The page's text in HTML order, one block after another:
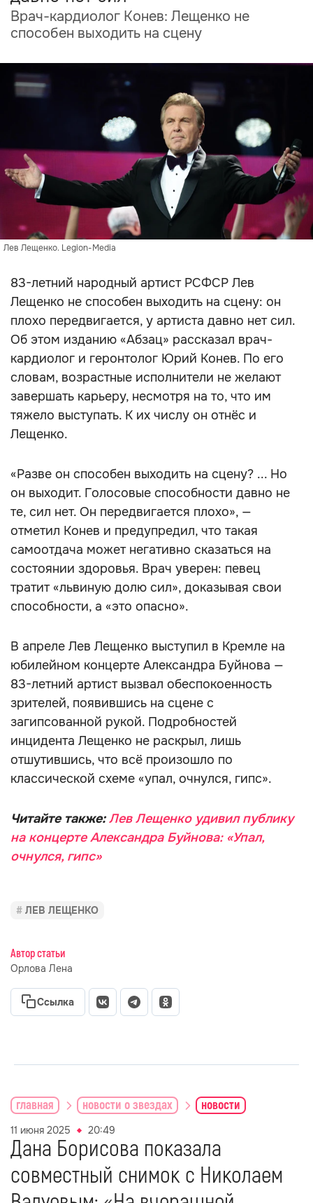
Врач-кардиолог Конев: Лещенко не
способен выходить на сцену
Лев Лещенко. Legion-Media
83-летний народный артист РСФСР Лев
Лещенко не способен выходить на сцену: он
плохо передвигается, у артиста давно нет сил.
Об этом изданию «Абзац» рассказал врач-
кардиолог и геронтолог Юрий Конев. По его
словам, возрастные исполнители не желают
завершать карьеру, несмотря на то, что им
тяжело выступать. К их числу он отнёс и
Лещенко.
«Разве он способен выходить на сцену? ... Но
он выходит. Голосовые способности давно не
те, сил нет. Он передвигается плохо», —
отметил Конев и предупредил, что такая
самоотдача может негативно сказаться на
состоянии здоровья. Врач уверен: певец
тратит «львиную долю сил», доказывая свои
способности, а «это опасно».
В апреле Лев Лещенко выступил в Кремле на
юбилейном концерте Александра Буйнова —
83-летний артист вызвал обеспокоенность
зрителей, появившись на сцене с
загипсованной рукой. Подробностей
инцидента Лещенко не раскрыл, лишь
отшутившись, что всё произошло по
классической схеме «упал, очнулся, гипс».
Читайте также:Лев Лещенко удивил публику
на концерте Александра Буйнова: «Упал,
очнулся, гипс»
ЛЕВ ЛЕЩЕНКО
Автор статьи
Орлова Лена
Ссылка
главная новости о звездах новости
11 июня 2025 20:49
Дана Борисова показала
совместный снимок с Николаем